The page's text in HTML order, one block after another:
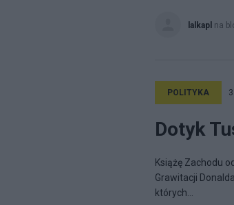
lalkapl na
POLITYKA
Dotyk
Książę Zachodu
Grawitacji
których...